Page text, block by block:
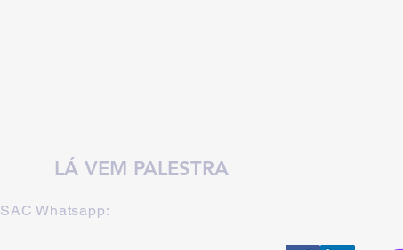
LÁ VEM PALESTRA
SAC Whatsapp: